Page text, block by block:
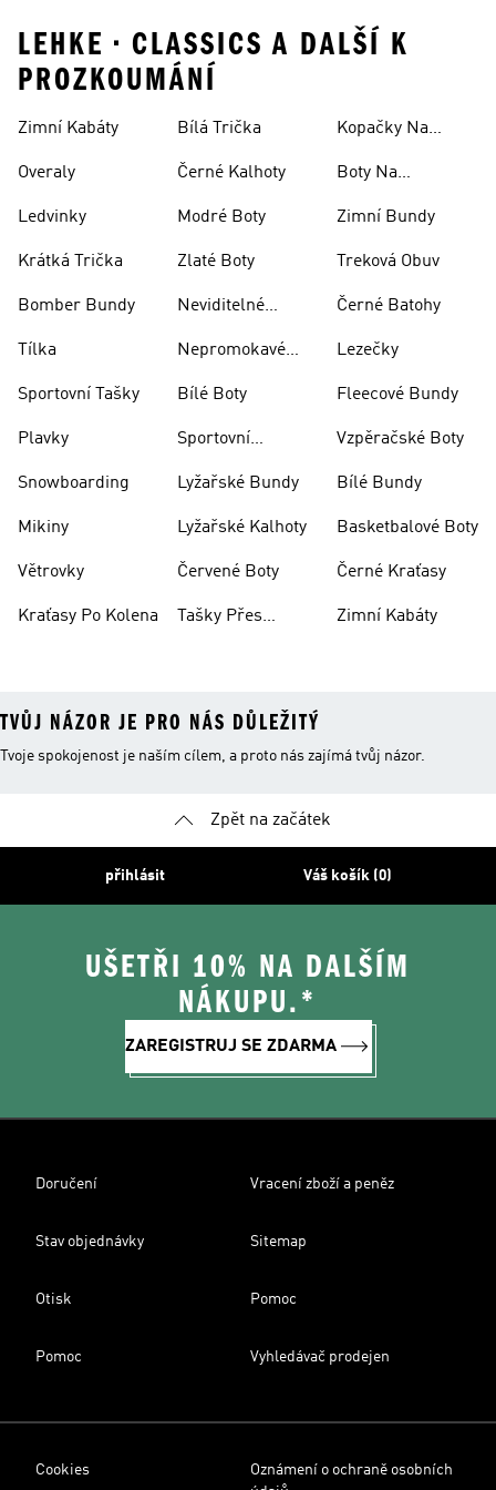
LEHKE • CLASSICS A DALŠÍ K
PROZKOUMÁNÍ
Zimní Kabáty
Overaly
Ledvinky
Krátká Trička
Bomber Bundy
Tílka
Sportovní Tašky
Plavky
Snowboarding
Mikiny
Větrovky
Kraťasy Po Kolena
Bílá Trička
Černé Kalhoty
Modré Boty
Zlaté Boty
Neviditelné
Nepromokavé
Bílé Boty
Sportovní
Lyžařské Bundy
Lyžařské Kalhoty
Červené Boty
Tašky Přes
Kopačky Na
Boty Na
Zimní Bundy
Treková Obuv
Černé Batohy
Lezečky
Fleecové Bundy
Vzpěračské Boty
Bílé Bundy
Basketbalové Boty
Černé Kraťasy
Zimní Kabáty
TVŮJ NÁZOR JE PRO NÁS DŮLEŽITÝ
Tvoje spokojenost je naším cílem, a proto nás zajímá tvůj názor.
Zpět na začátek
přihlásit Váš košík (0)
UŠETŘI 10% NA DALŠÍM
NÁKUPU.*
ZAREGISTRUJ SE ZDARMA
Doručení Vracení zboží a peněz
Stav objednávky Sitemap
Otisk Pomoc
Pomoc Vyhledávač prodejen
Cookies
Oznámení o ochraně osobních